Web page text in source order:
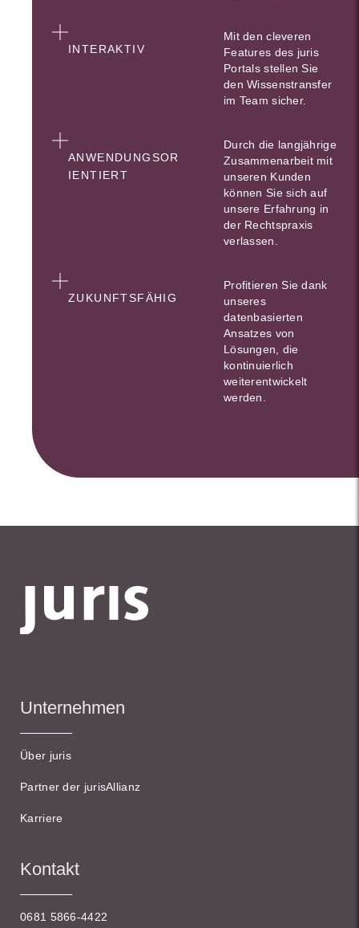
INTERAKTIV
Mit den cleveren
Features des juris
Portals stellen Sie
den Wissenstransfer
im Team sicher.
ANWENDUNGSOR
IENTIERT
Durch die langjährige
Zusammenarbeit mit
unseren Kunden
können Sie sich auf
unsere Erfahrung in
der Rechtspraxis
verlassen.
ZUKUNFTSFÄHIG
Profitieren Sie dank
unseres
datenbasierten
Ansatzes von
Lösungen, die
kontinuierlich
weiterentwickelt
werden.
Unternehmen
Über juris
Partner der jurisAllianz
Karriere
Kontakt
0681 5866-4422